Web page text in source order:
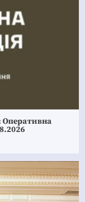
Оперативна